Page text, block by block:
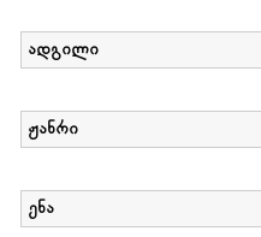
ადგილი
ჟანრი
ენა